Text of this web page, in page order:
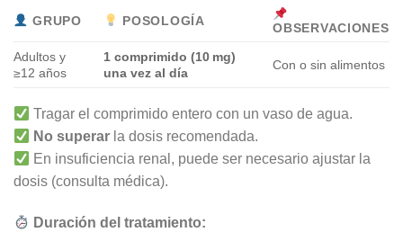
GRUPO POSOLOGÍA OBSERVACIONES
Adultos y
≥12 años
1 comprimido (10 mg)
una vez al día
Con o sin alimentos
Tragar el comprimido entero con un vaso de agua.
No superar la dosis recomendada.
En insuficiencia renal, puede ser necesario ajustar la
dosis (consulta médica).
Duración del tratamiento: